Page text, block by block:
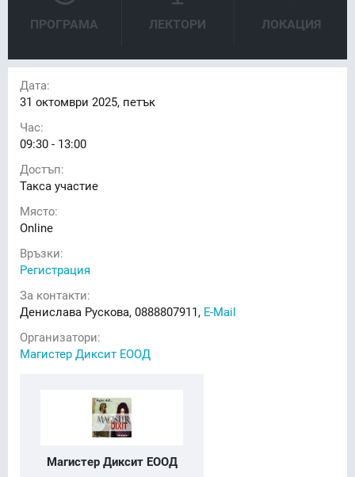
ПРОГРАМА ЛЕКТОРИ ЛОКАЦИЯ
Дата:
31 октомври 2025, петък
Час:
09:30 - 13:00
Достъп:
Такса участие
Място:
Online
Връзки:
Регистрация
За контакти:
Денислава Рускова, 0888807911, E-Mail
Организатори:
Магистер Диксит ЕООД
Магистер Диксит ЕООД